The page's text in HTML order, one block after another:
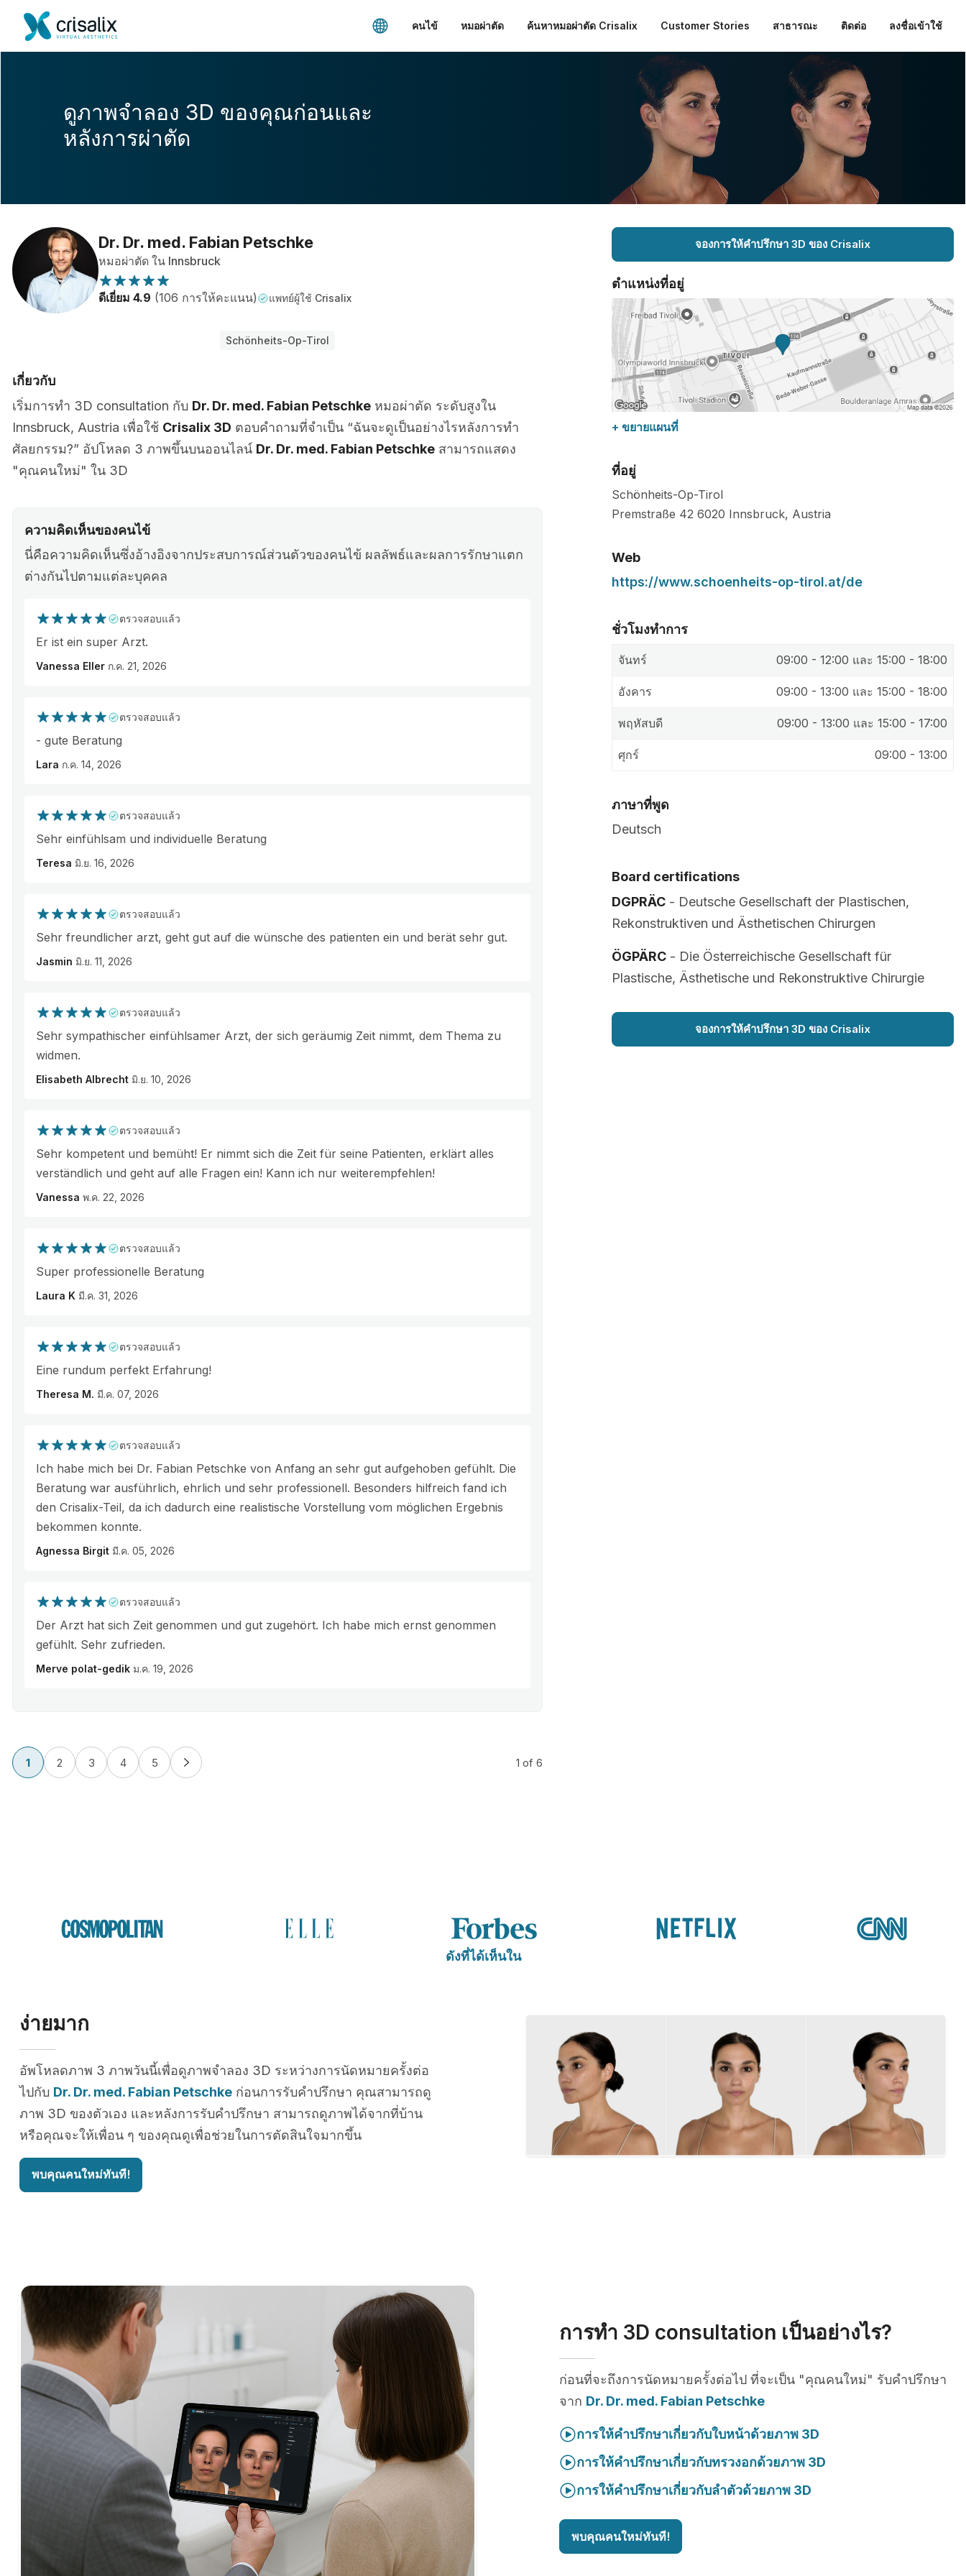
คนไข้ หมอผ่าตัด ค้นหาหมอผ่าตัด Crisalix Customer Stories สาธารณะ ติดต่อ ลงชื่อเข้าใช้
ดูภาพจำลอง 3D ของคุณก่อนและ
หลังการผ่าตัด
Dr. Dr. med. Fabian Petschke
หมอผ่าตัด ใน Innsbruck
ดีเยี่ยม 4.9 (106 การให้คะแนน) แพทย์ผู้ใช้ Crisalix
Schönheits-Op-Tirol
เกี่ยวกับ
เริ่มการทำ 3D consultation กับ Dr. Dr. med. Fabian Petschke หมอผ่าตัด ระดับสูงใน
Innsbruck, Austria เพื่อใช้ Crisalix 3D ตอบคำถามที่จำเป็น “ฉันจะดูเป็นอย่างไรหลังการทำ
ศัลยกรรม?” อัปโหลด 3 ภาพขึ้นบนออนไลน์ Dr. Dr. med. Fabian Petschke สามารถแสดง
"คุณคนใหม่" ใน 3D
ความคิดเห็นของคนไข้
นี่คือความคิดเห็นซึ่งอ้างอิงจากประสบการณ์ส่วนตัวของคนไข้ ผลลัพธ์และผลการรักษาแตก
ต่างกันไปตามแต่ละบุคคล
ตรวจสอบแล้ว
Er ist ein super Arzt.
Vanessa Eller ก.ค. 21, 2026
ตรวจสอบแล้ว
- gute Beratung
Lara ก.ค. 14, 2026
ตรวจสอบแล้ว
Sehr einfühlsam und individuelle Beratung
Teresa มิ.ย. 16, 2026
ตรวจสอบแล้ว
Sehr freundlicher arzt, geht gut auf die wünsche des patienten ein und berät sehr gut.
Jasmin มิ.ย. 11, 2026
ตรวจสอบแล้ว
Sehr sympathischer einfühlsamer Arzt, der sich geräumig Zeit nimmt, dem Thema zu
widmen.
Elisabeth Albrecht มิ.ย. 10, 2026
ตรวจสอบแล้ว
Sehr kompetent und bemüht! Er nimmt sich die Zeit für seine Patienten, erklärt alles
verständlich und geht auf alle Fragen ein! Kann ich nur weiterempfehlen!
Vanessa พ.ค. 22, 2026
ตรวจสอบแล้ว
Super professionelle Beratung
Laura K มี.ค. 31, 2026
ตรวจสอบแล้ว
Eine rundum perfekt Erfahrung!
Theresa M. มี.ค. 07, 2026
ตรวจสอบแล้ว
Ich habe mich bei Dr. Fabian Petschke von Anfang an sehr gut aufgehoben gefühlt. Die
Beratung war ausführlich, ehrlich und sehr professionell. Besonders hilfreich fand ich
den Crisalix-Teil, da ich dadurch eine realistische Vorstellung vom möglichen Ergebnis
bekommen konnte.
Agnessa Birgit มี.ค. 05, 2026
ตรวจสอบแล้ว
Der Arzt hat sich Zeit genommen und gut zugehört. Ich habe mich ernst genommen
gefühlt. Sehr zufrieden.
Merve polat-gedik ม.ค. 19, 2026
1 2 3 4 5 1 of 6
จองการให้คำปรึกษา 3D ของ Crisalix
ตำแหน่งที่อยู่
+ ขยายแผนที่
ที่อยู่
Schönheits-Op-Tirol
Premstraße 42 6020 Innsbruck, Austria
Web
https://www.schoenheits-op-tirol.at/de
ชั่วโมงทำการ
จันทร์ 09:00 - 12:00 และ 15:00 - 18:00
อังคาร 09:00 - 13:00 และ 15:00 - 18:00
พฤหัสบดี 09:00 - 13:00 และ 15:00 - 17:00
ศุกร์ 09:00 - 13:00
ภาษาที่พูด
Deutsch
Board certifications
DGPRÄC - Deutsche Gesellschaft der Plastischen,
Rekonstruktiven und Ästhetischen Chirurgen
ÖGPÄRC - Die Österreichische Gesellschaft für
Plastische, Ästhetische und Rekonstruktive Chirurgie
จองการให้คำปรึกษา 3D ของ Crisalix
ดังที่ได้เห็นใน
ง่ายมาก
อัพโหลดภาพ 3 ภาพวันนี้เพื่อดูภาพจำลอง 3D ระหว่างการนัดหมายครั้งต่อ
ไปกับ Dr. Dr. med. Fabian Petschke ก่อนการรับคำปรึกษา คุณสามารถดู
ภาพ 3D ของตัวเอง และหลังการรับคำปรึกษา สามารถดูภาพได้จากที่บ้าน
หรือคุณจะให้เพื่อน ๆ ของคุณดูเพื่อช่วยในการตัดสินใจมากขึ้น
พบคุณคนใหม่ทันที!
การทำ 3D consultation เป็นอย่างไร?
ก่อนที่จะถึงการนัดหมายครั้งต่อไป ที่จะเป็น "คุณคนใหม่" รับคำปรึกษา
จาก Dr. Dr. med. Fabian Petschke
การให้คำปรึกษาเกี่ยวกับใบหน้าด้วยภาพ 3D
การให้คำปรึกษาเกี่ยวกับทรวงอกด้วยภาพ 3D
การให้คำปรึกษาเกี่ยวกับลำตัวด้วยภาพ 3D
พบคุณคนใหม่ทันที!